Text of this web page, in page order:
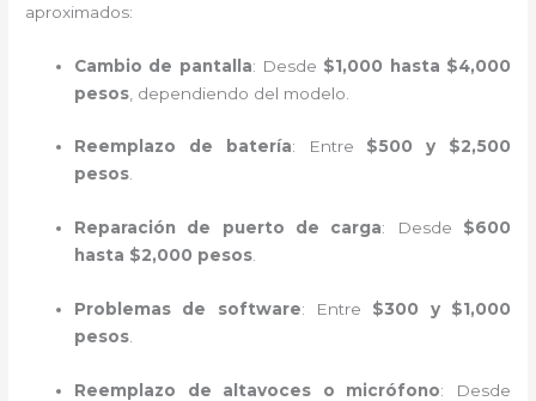
aproximados:
Cambio de pantalla: Desde $1,000 hasta $4,000
pesos , dependiendo del modelo.
Reemplazo de batería: Entre $500 y $2,500
pesos.
Reparación de puerto de carga: Desde $600
hasta $2,000 pesos.
Problemas de software: Entre $300 y $1,000
pesos
Reemplazo de altavoces o micrófono: Desde